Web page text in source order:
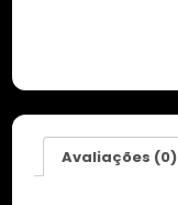
Avaliações (0)